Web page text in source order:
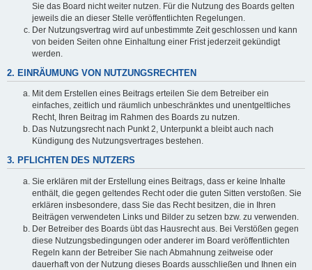
Sie das Board nicht weiter nutzen. Für die Nutzung des Boards gelten
jeweils die an dieser Stelle veröffentlichten Regelungen.
Der Nutzungsvertrag wird auf unbestimmte Zeit geschlossen und kann
von beiden Seiten ohne Einhaltung einer Frist jederzeit gekündigt
werden.
2. EINRÄUMUNG VON NUTZUNGSRECHTEN
Mit dem Erstellen eines Beitrags erteilen Sie dem Betreiber ein
einfaches, zeitlich und räumlich unbeschränktes und unentgeltliches
Recht, Ihren Beitrag im Rahmen des Boards zu nutzen.
Das Nutzungsrecht nach Punkt 2, Unterpunkt a bleibt auch nach
Kündigung des Nutzungsvertrages bestehen.
3. PFLICHTEN DES NUTZERS
Sie erklären mit der Erstellung eines Beitrags, dass er keine Inhalte
enthält, die gegen geltendes Recht oder die guten Sitten verstoßen. Sie
erklären insbesondere, dass Sie das Recht besitzen, die in Ihren
Beiträgen verwendeten Links und Bilder zu setzen bzw. zu verwenden.
Der Betreiber des Boards übt das Hausrecht aus. Bei Verstößen gegen
diese Nutzungsbedingungen oder anderer im Board veröffentlichten
Regeln kann der Betreiber Sie nach Abmahnung zeitweise oder
dauerhaft von der Nutzung dieses Boards ausschließen und Ihnen ein